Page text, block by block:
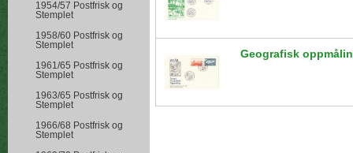
1954/57 Postfrisk og
Stemplet
1958/60 Postfrisk og
Stemplet
1961/65 Postfrisk og
Stemplet
1963/65 Postfrisk og
Stemplet
1966/68 Postfrisk og
Stemplet
Geografisk